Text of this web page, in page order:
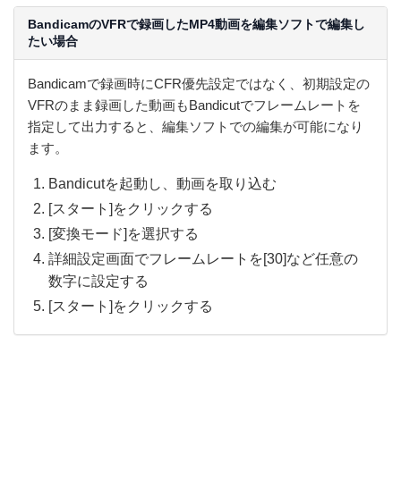
BandicamのVFRで録画したMP4動画を編集ソフトで編集し
たい場合
Bandicamで録画時にCFR優先設定ではなく、初期設定の
VFRのまま録画した動画もBandicutでフレームレートを
指定して出力すると、編集ソフトでの編集が可能になり
ます。
Bandicutを起動し、動画を取り込む
[スタート]をクリックする
[変換モード]を選択する
詳細設定画面でフレームレートを[30]など任意の
数字に設定する
[スタート]をクリックする